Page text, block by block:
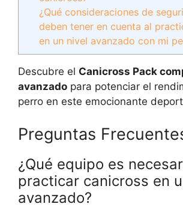
¿Qué consideraciones de
deben tener en cuenta al
en un nivel avanzado con mi
Descubre el Canicross Pack
avanzado para potenciar el
perro en este emocionante
Preguntas
¿Qué equipo es
practicar canicross en
avanzado?